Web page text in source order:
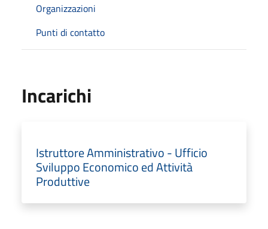
Organizzazioni
Punti di contatto
Incarichi
Istruttore Amministrativo - Ufficio
Sviluppo Economico ed Attività
Produttive